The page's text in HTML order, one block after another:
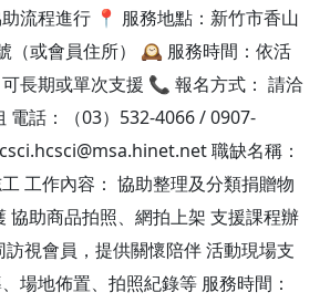
流程進行 📍 服務地點：新竹市香山
（或會員住所） 🕰️ 服務時間：依活
長期或單次支援 📞 報名方式： 請洽
電話：（03）532-4066 / 0907-
職缺名稱：
工作內容： 協助整理及分類捐贈物
協助商品拍照、網拍上架 支援課程辦
視會員，提供關懷陪伴 活動現場支
場地佈置、拍照紀錄等 服務時間：